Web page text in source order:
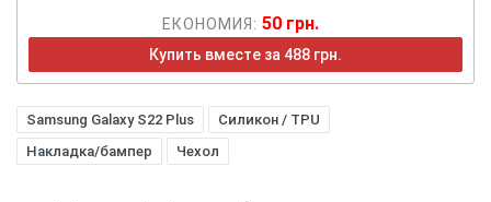
ЕКОНОМИЯ: 50 грн.
Купить вместе за 488 грн.
Samsung Galaxy S22 Plus
Силикон / TPU
Накладка/бампер
Чехол